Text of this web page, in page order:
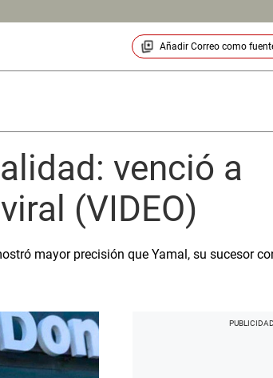
Añadir Correocomo
venció a
(VIDEO)
mayor precisión que Yamal, su sucesor